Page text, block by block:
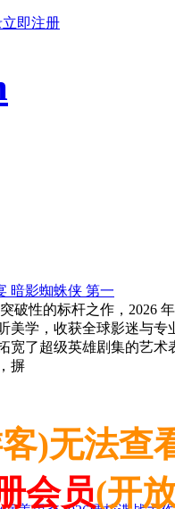
立即注册
暗影蜘蛛侠 第一
破性的标杆之作，2026
美学，收获全球影迷与
宽了超级英雄剧集的艺
摒
)无法查
会员(开